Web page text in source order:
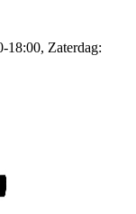
Zaterdag: